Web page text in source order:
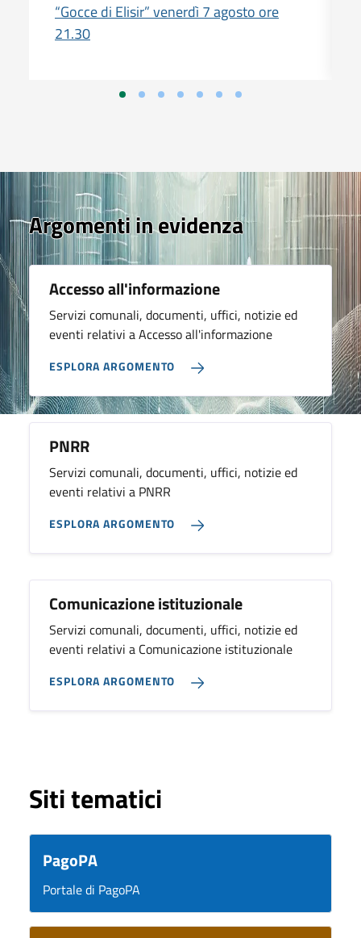
“Gocce di Elisir” venerdì 7 agosto ore
21.30
Argomenti in evidenza
Accesso all'informazione
Servizi comunali, documenti, uffici, notizie ed
eventi relativi a Accesso all'informazione
ESPLORA ARGOMENTO
PNRR
Servizi comunali, documenti, uffici, notizie ed
eventi relativi a PNRR
ESPLORA ARGOMENTO
Comunicazione istituzionale
Servizi comunali, documenti, uffici, notizie ed
eventi relativi a Comunicazione istituzionale
ESPLORA ARGOMENTO
Siti tematici
PagoPA
Portale di PagoPA